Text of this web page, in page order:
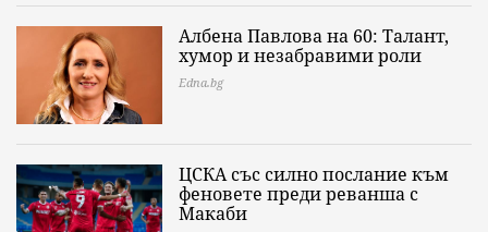
Албена Павлова на 60: Талант,
хумор и незабравими роли
Edna.bg
ЦСКА със силно послание към
феновете преди реванша с
Макаби